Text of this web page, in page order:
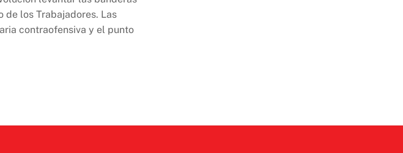
los Trabajadores. Las
contraofensiva y el punto